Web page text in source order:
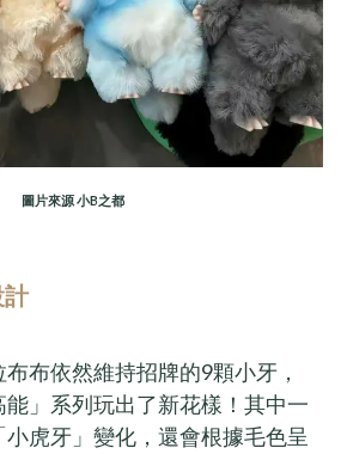
圖片來源 小B之都
布依然維持招牌的9顆小牙，
」系列玩出了新花樣！其中一
虎牙」變化，還會根據毛色呈